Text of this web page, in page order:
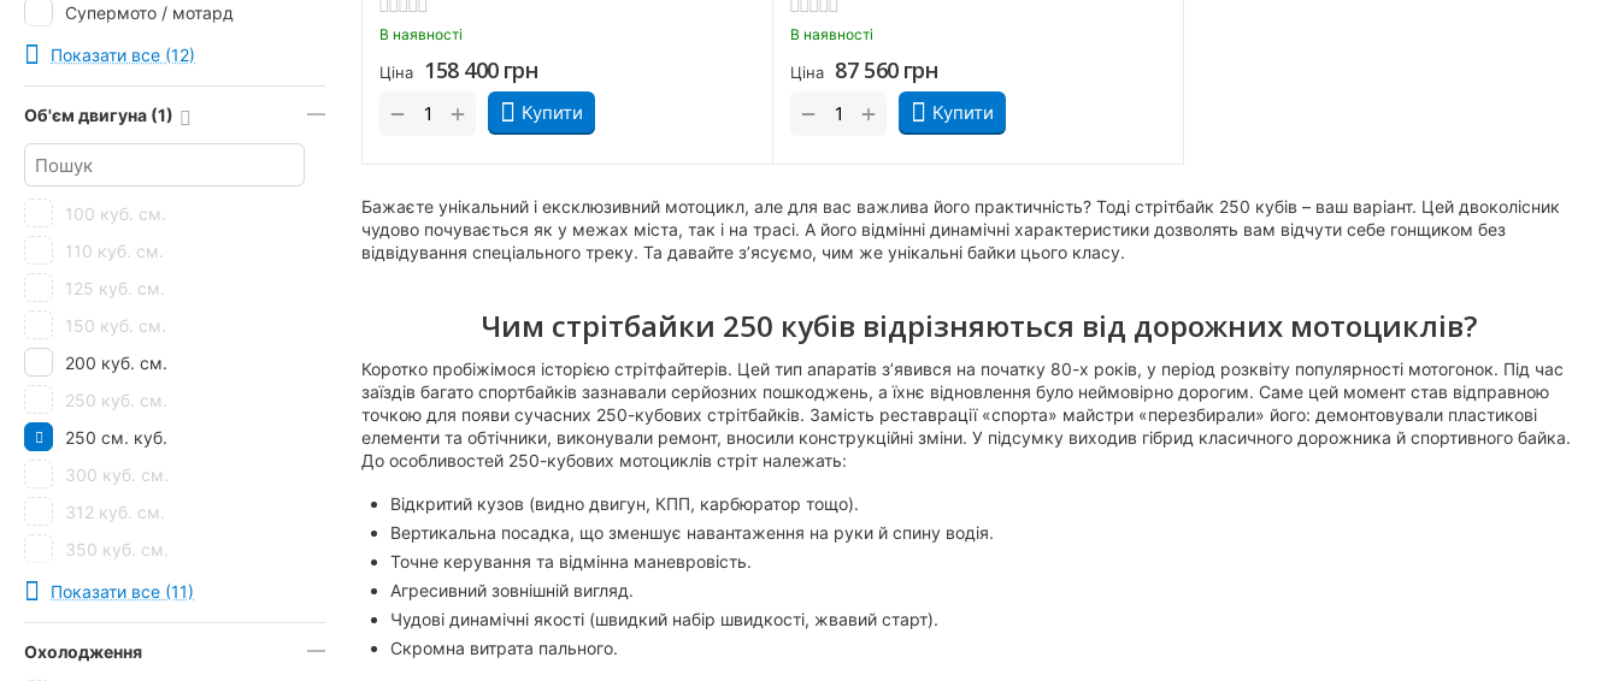
Бажаєте унікальний і ексклюзивний мотоцикл, але для вас важлива його практичність? Тоді стрітбайк 250 кубів – ваш варіант. Цей двоколісник
чудово почувається як у межах міста, так і на трасі. А його відмінні динамічні характеристики дозволять вам відчути себе гонщиком без
відвідування спеціального треку. Та давайте з’ясуємо, чим же унікальні байки цього класу.
Чим стрітбайки 250 кубів відрізняються від дорожних мотоциклів?
Коротко пробіжімося історією стрітфайтерів. Цей тип апаратів з’явився на початку 80-х років, у період розквіту популярності мотогонок. Під час
заїздів багато спортбайків зазнавали серйозних пошкоджень, а їхнє відновлення було неймовірно дорогим. Саме цей момент став відправною
точкою для появи сучасних 250-кубових стрітбайків. Замість реставрації «спорта» майстри «перезбирали» його: демонтовували пластикові
елементи та обтічники, виконували ремонт, вносили конструкційні зміни. У підсумку виходив гібрид класичного дорожника й спортивного байка.
До особливостей 250-кубових мотоциклів стріт належать:
Відкритий кузов (видно двигун, КПП, карбюратор тощо).
Вертикальна посадка, що зменшує навантаження на руки й спину водія.
Точне керування та відмінна маневровість.
Агресивний зовнішній вигляд.
Чудові динамічні якості (швидкий набір швидкості, жвавий старт).
Скромна витрата пального.
В наявності
Ціна 158 400 грн
Купити
+
−
В наявності
Ціна 87 560 грн
Купити
+
−
Супермото / мотард
Ендуро
Вантажний
Показати все (12)
Об'єм двигуна (1)
100 куб. см.
110 куб. см.
125 куб. см.
150 куб. см.
200 куб. см.
250 куб. см.
250 см. куб.
300 куб. см.
312 куб. см.
350 куб. см.
400 куб. см.
Показати все (11)
Охолодження